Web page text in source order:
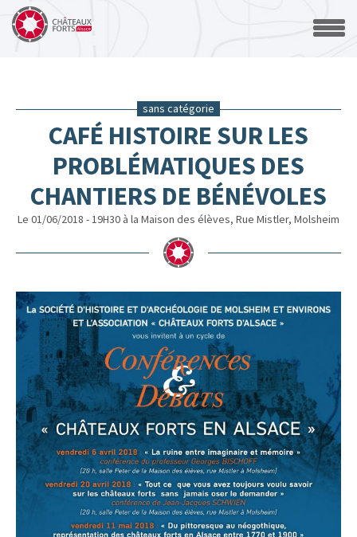
sans catégorie
CAFÉ HISTOIRE SUR LES
PROBLÉMATIQUES DES
CHANTIERS DE BÉNÉVOLES
Le 01/06/2018 - 19H30 à la Maison des élèves, Rue Mistler, Molsheim